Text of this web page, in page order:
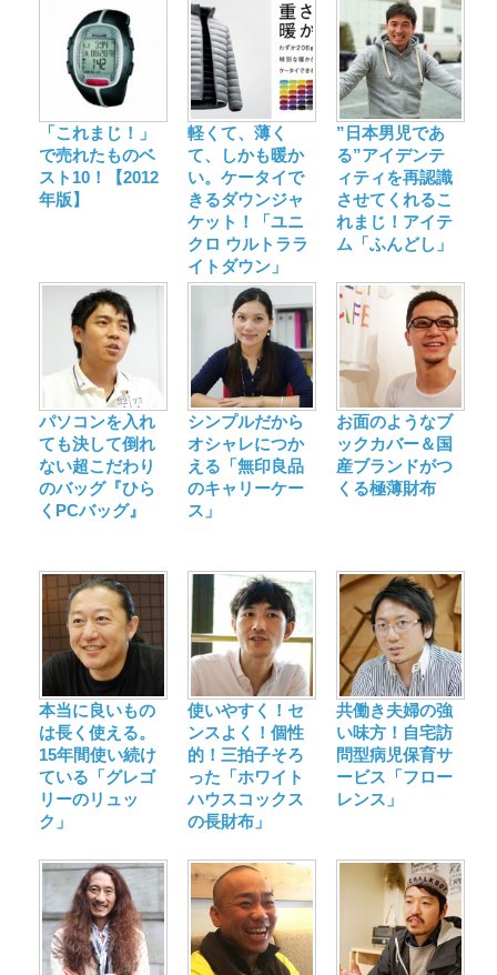
「これまじ！」
で売れたものベ
スト10！【2012
年版】
軽くて、薄く
て、しかも暖か
い。ケータイで
きるダウンジャ
ケット！「ユニ
クロ ウルトララ
イトダウン」
”日本男児であ
る”アイデンテ
ィティを再認識
させてくれるこ
れまじ！アイテ
ム「ふんどし」
パソコンを入れ
ても決して倒れ
ない超こだわり
のバッグ『ひら
くPCバッグ』
シンプルだから
オシャレにつか
える「無印良品
のキャリーケー
ス」
お面のようなブ
ックカバー＆国
産ブランドがつ
くる極薄財布
本当に良いもの
は長く使える。
15年間使い続け
ている「グレゴ
リーのリュッ
ク」
使いやすく！セ
ンスよく！個性
的！三拍子そろ
った「ホワイト
ハウスコックス
の長財布」
共働き夫婦の強
い味方！自宅訪
問型病児保育サ
ービス「フロー
レンス」